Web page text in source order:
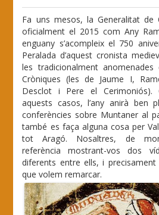
Fa uns mesos, la Generalitat de
oficialment el 2015 com Any
enguany s’acompleix el 750
Peralada d’aquest cronista
les tradicionalment
Cròniques (les de Jaume I,
Desclot i Pere el Cerimoniós).
aquests casos, l’any anirà ben
conferències sobre Muntaner al
també es faça alguna cosa per
tot Aragó. Nosaltres, de
referència mostrant-vos dos
diferents entre ells, i
que volem remarcar.